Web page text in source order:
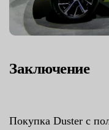
Заключение
Покупка Duster с